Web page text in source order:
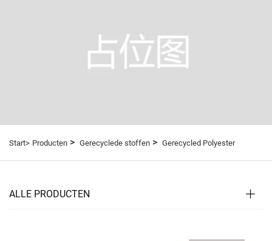
Start> Producten > Gerecyclede stoffen > Gerecycled Polyester
ALLE PRODUCTEN